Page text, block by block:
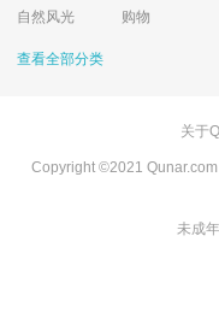
自然风光 购物
查看全部分类
关于
Copyright ©2021 Qunar.com
未成